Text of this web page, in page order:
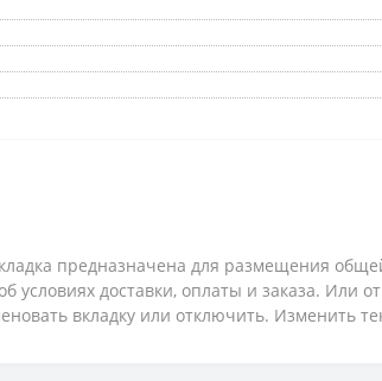
предназначена для размещения
условиях доставки, оплаты и заказа. Или
вкладку или отключить. Изменить